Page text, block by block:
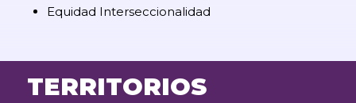
Equidad Interseccionalidad
TERRITORIOS